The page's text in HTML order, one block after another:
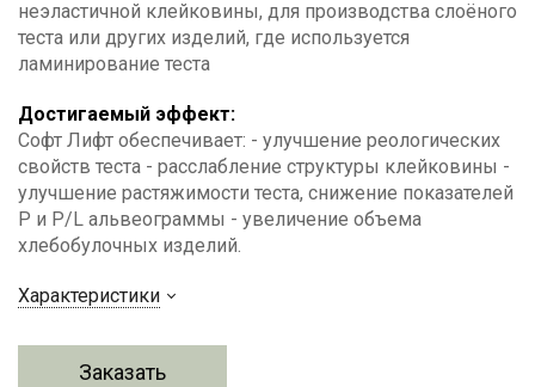
неэластичной клейковины, для производства слоёного
теста или других изделий, где используется
ламинирование теста
Достигаемый эффект:
Софт Лифт обеспечивает: - улучшение реологических
свойств теста - расслабление структуры клейковины -
улучшение растяжимости теста, снижение показателей
Р и P/L альвеограммы - увеличение объема
хлебобулочных изделий.
Характеристики
Заказать